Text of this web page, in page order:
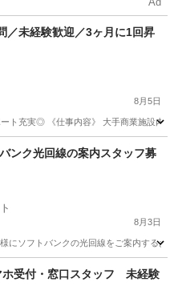
／未経験歓迎／3ヶ月に1回昇
8月5日
ト充実◎ 《仕事内容》 大手商業施設
ッフンク光回線の案内スタッフ募
8月3日
にソフトバンクの光回線をご案内する
大阪 大阪市
受付・窓口スタッフ 未経験